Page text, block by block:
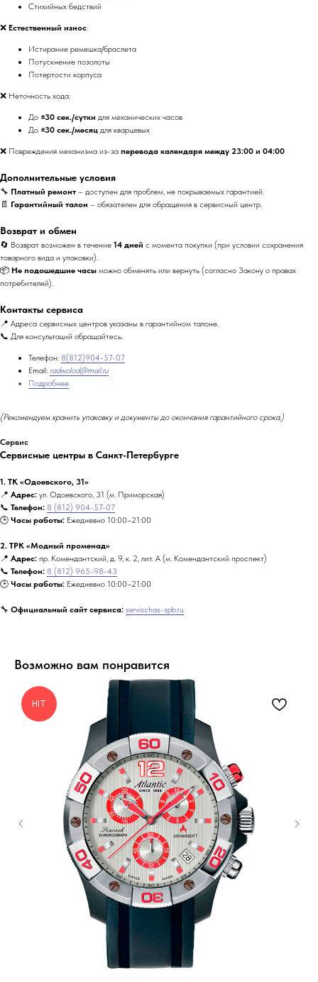
Стихийных бедствий
❌ Естественный износ:
Истирание ремешка/браслета
Потускнение позолоты
Потертости корпуса
❌ Неточность хода:
До ±30 сек./сутки для механических часов
До ±30 сек./месяц для кварцевых
❌ Повреждения механизма из-за перевода календаря между 23:00 и 04:00
Дополнительные условия
🔧 Платный ремонт – доступен для проблем, не покрываемых гарантией.
📄 Гарантийный талон – обязателен для обращения в сервисный центр.
Возврат и обмен
🔄 Возврат возможен в течение 14 дней с момента покупки (при условии сохранения
товарного вида и упаковки).
📦 Не подошедшие часы можно обменять или вернуть (согласно Закону о правах
потребителей).
Контакты сервиса
📍 Адреса сервисных центров указаны в гарантийном талоне.
📞 Для консультаций обращайтесь:
Телефон: 8(812)904-57-07
Email: radwolod@mail.ru
Подробнее
(Рекомендуем хранить упаковку и документы до окончания гарантийного срока.)
Сервис
Сервисные центры в Санкт-Петербурге
1. ТК «Одоевского, 31»
📍 Адрес: ул. Одоевского, 31 (м. Приморская)
📞 Телефон: 8 (812) 904-57-07
🕒 Часы работы: Ежедневно 10:00–21:00
2. ТРК «Модный променад»
📍 Адрес: пр. Комендантский, д. 9, к. 2, лит. А (м. Комендантский проспект)
📞 Телефон: 8 (812) 965-98-43
🕒 Часы работы: Ежедневно 10:00–21:00
🔧 Официальный сайт сервиса: servischas-spb.ru
Возможно вам понравится
HIT